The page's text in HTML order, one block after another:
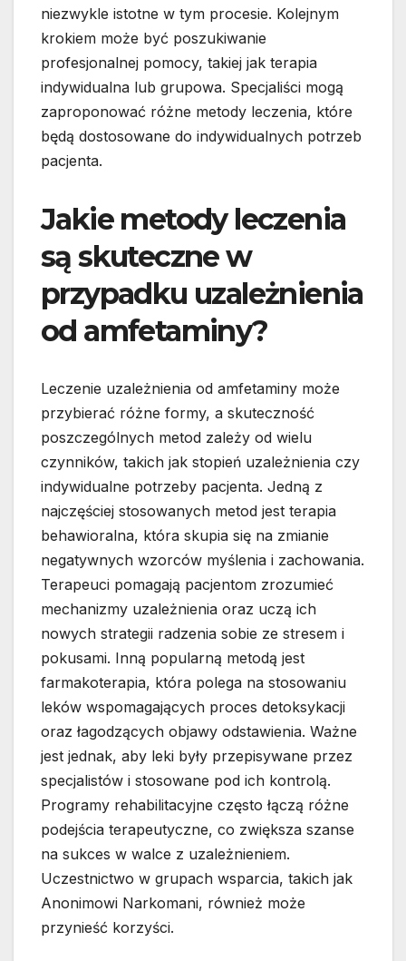
niezwykle istotne w tym procesie. Kolejnym
krokiem może być poszukiwanie
profesjonalnej pomocy, takiej jak terapia
indywidualna lub grupowa. Specjaliści mogą
zaproponować różne metody leczenia, które
będą dostosowane do indywidualnych potrzeb
pacjenta.
Jakie metody leczenia
są skuteczne w
przypadku uzależnienia
od amfetaminy?
Leczenie uzależnienia od amfetaminy może
przybierać różne formy, a skuteczność
poszczególnych metod zależy od wielu
czynników, takich jak stopień uzależnienia czy
indywidualne potrzeby pacjenta. Jedną z
najczęściej stosowanych metod jest terapia
behawioralna, która skupia się na zmianie
negatywnych wzorców myślenia i zachowania.
Terapeuci pomagają pacjentom zrozumieć
mechanizmy uzależnienia oraz uczą ich
nowych strategii radzenia sobie ze stresem i
pokusami. Inną popularną metodą jest
farmakoterapia, która polega na stosowaniu
leków wspomagających proces detoksykacji
oraz łagodzących objawy odstawienia. Ważne
jest jednak, aby leki były przepisywane przez
specjalistów i stosowane pod ich kontrolą.
Programy rehabilitacyjne często łączą różne
podejścia terapeutyczne, co zwiększa szanse
na sukces w walce z uzależnieniem.
Uczestnictwo w grupach wsparcia, takich jak
Anonimowi Narkomani, również może
przynieść korzyści.